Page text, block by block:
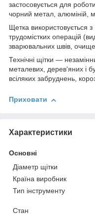
застосовується для
чорний метал, алюміній,
Щетка використовується
трудомістких операцій
зварювальних швів,
Технічні щітки —
металевих, дерев'яних і
всіляких забруднень,
Приховати
Характеристики
Основні
Діаметр щітки
Країна виробник
Тип інструменту
Стан